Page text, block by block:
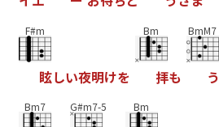
F#m
眩しい夜明けを
Bm
拝も
BmM7
う
Bm7 G#m7-5 Bm